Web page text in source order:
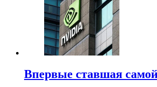
Впервые ставшая